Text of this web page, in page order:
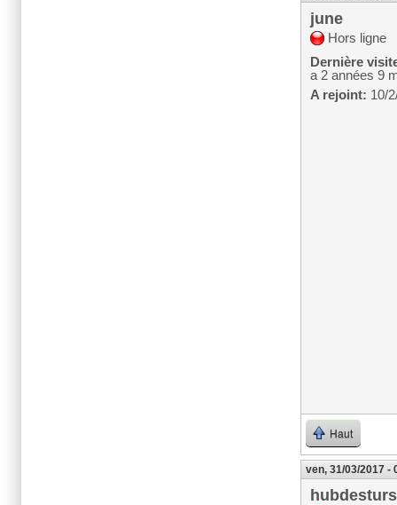
june
Hors ligne
Dernière
a 2 années 9
A rejoint: 10/
Haut
ven, 31/03/2017 -